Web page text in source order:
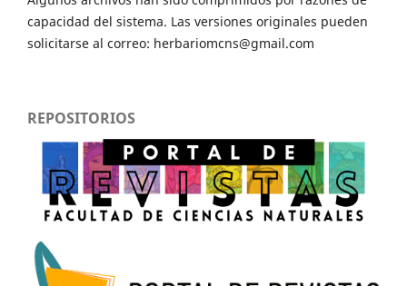
capacidad del sistema. Las versiones originales pueden
solicitarse al correo: herbariomcns@gmail.com
REPOSITORIOS